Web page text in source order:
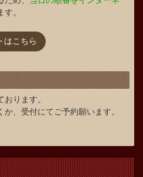
。
はこちら
おります。
、受付にてご予約願います。